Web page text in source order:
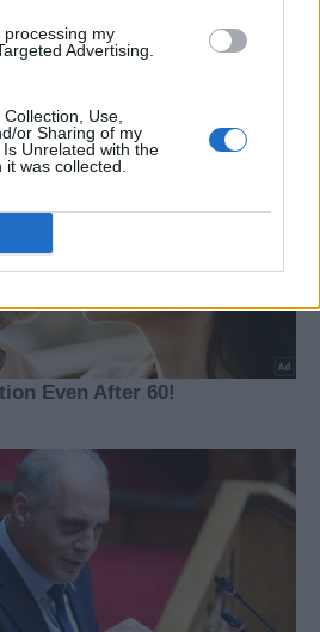
my
Advertising.
Use,
or Sharing of my
Unrelated with the
was collected.